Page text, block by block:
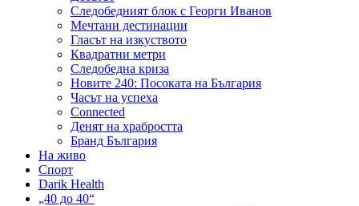
Следобедният блок с Георги Иванов
Мечтани дестинации
Гласът на изкуството
Квадратни метри
Следобедна криза
Новите 240: Посоката на България
Часът на успеха
Connected
Денят на храбростта
Бранд България
На живо
Спорт
Darik Health
„40 до 40“